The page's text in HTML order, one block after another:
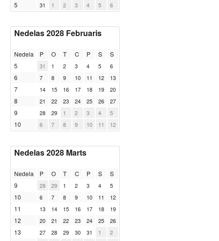
5 31 1 2 3 4 5 6
Nedelas 2028 Februaris
Nedela P O T C P S
S
5
31 1 2 3 4 5 6
6 7 8 9 10 11 12 13
7 14 15 16 17 18 19 20
8 21 22 23 24 25 26 27
9 28 29 1 2 3 4 5
10 6 7 8 9 10 11 12
Nedelas 2028 Marts
Nedela P O T C P S
S
9
28 29 1 2 3 4 5
10 6 7 8 9 10 11 12
11 13 14 15 16 17 18 19
12 20 21 22 23 24 25 26
13 27 28 29 30 31 1 2